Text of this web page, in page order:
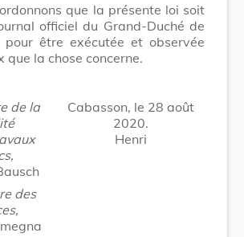
que la présente loi soit
officiel du Grand-Duché de
pour être exécutée et observée
que la chose concerne.
de la
des
Cabasson, le 28 août
2020.
Henri